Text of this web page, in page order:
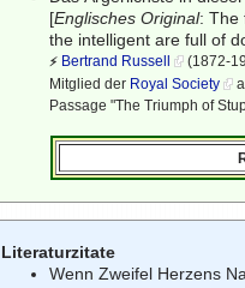
[Englisches Original: The
the intelligent are full of
⚡ Bertrand Russell
(1872-
Mitglied der Royal Society
Passage "The Triumph of
Literaturzitate
Wenn Zweifel Herzens